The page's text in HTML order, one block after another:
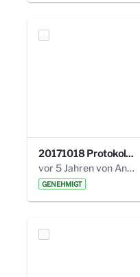
20171018 Protokoll 21. Steuerungskreis.pdf
vor 5 Jahren von Anni Schlumberger
GENEHMIGT